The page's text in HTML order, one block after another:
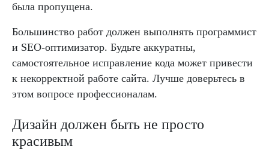
была пропущена.
Большинство работ должен выполнять программист
и SEO-оптимизатор. Будьте аккуратны,
самостоятельное исправление кода может привести
к некорректной работе сайта. Лучше доверьтесь в
этом вопросе профессионалам.
Дизайн должен быть не просто
красивым